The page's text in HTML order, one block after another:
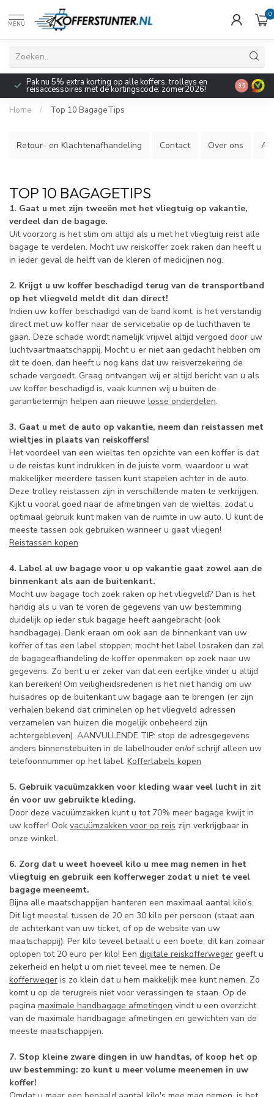
MENU
0
Pak nu 5% extra korting op alle koffers, trolleys en
reisaccessoires met de kortingscode: zomer2026! 9.5
Home / Top 10 BagageTips
Retour- en Klachtenafhandeling Contact Over ons
TOP 10 BAGAGETIPS
1. Gaat u met zijn tweeën met het vliegtuig op vakantie,
verdeel dan de bagage.
Uit voorzorg is het slim om altijd als u met het vliegtuig reist alle
bagage te verdelen. Mocht uw reiskoffer zoek raken dan heeft u
in ieder geval de helft van de kleren of medicijnen nog.
2. Krijgt u uw koffer beschadigd terug van de transportband
op het vliegveld meldt dit dan direct!
Indien uw koffer beschadigd van de band komt, is het verstandig
direct met uw koffer naar de servicebalie op de luchthaven te
gaan. Deze schade wordt namelijk vrijwel altijd vergoed door uw
luchtvaartmaatschappij. Mocht u er niet aan gedacht hebben om
dit te doen, dan heeft u nog kans dat uw reisverzekering de
schade vergoedt. Graag ontvangen wij er altijd bericht van u als
uw koffer beschadigd is, vaak kunnen wij u buiten de
garantietermijn helpen aan nieuwe losse onderdelen.
3. Gaat u met de auto op vakantie, neem dan reistassen met
wieltjes in plaats van reiskoffers!
Het voordeel van een wieltas ten opzichte van een koffer is dat
u de reistas kunt indrukken in de juiste vorm, waardoor u wat
makkelijker meerdere tassen kunt stapelen achter in de auto.
Deze trolley reistassen zijn in verschillende maten te verkrijgen.
Kijkt u vooral goed naar de afmetingen van de wieltas, zodat u
optimaal gebruik kunt maken van de ruimte in uw auto. U kunt de
meeste tassen ook gebruiken wanneer u gaat vliegen!
Reistassen kopen
4. Label al uw bagage voor u op vakantie gaat zowel aan de
binnenkant als aan de buitenkant.
Mocht uw bagage toch zoek raken op het vliegveld? Dan is het
handig als u van te voren de gegevens van uw bestemming
duidelijk op ieder stuk bagage heeft aangebracht (ook
handbagage). Denk eraan om ook aan de binnenkant van uw
koffer of tas een label stoppen; mocht het label losraken dan zal
de bagageafhandeling de koffer openmaken op zoek naar uw
gegevens. Zo bent u er zeker van dat een eerlijke vinder u altijd
kan bereiken! Om veiligheidsredenen is het niet handig om uw
huisadres op de buitenkant uw bagage aan te brengen (er zijn
verhalen bekend dat criminelen op het vliegveld adressen
verzamelen van huizen die mogelijk onbeheerd zijn
achtergebleven). AANVULLENDE TIP: stop de adresgegevens
anders binnenstebuiten in de labelhouder en/of schrijf alleen uw
telefoonnummer op het label. Kofferlabels kopen
5. Gebruik vacuümzakken voor kleding waar veel lucht in zit
én voor uw gebruikte kleding.
Door deze vacuümzakken kunt u tot 70% meer bagage kwijt in
uw koffer! Ook vacuümzakken voor op reis zijn verkrijgbaar in
onze winkel.
6. Zorg dat u weet hoeveel kilo u mee mag nemen in het
vliegtuig en gebruik een kofferweger zodat u niet te veel
bagage meeneemt.
Bijna alle maatschappijen hanteren een maximaal aantal kilo’s.
Dit ligt meestal tussen de 20 en 30 kilo per persoon (staat aan
de achterkant van uw ticket, of op de website van uw
maatschappij). Per kilo teveel betaalt u een boete, dit kan zomaar
oplopen tot 20 euro per kilo! Een digitale reiskofferweger geeft u
zekerheid en helpt u om niet teveel mee te nemen. De
kofferweger is zo klein dat u hem makkelijk mee kunt nemen. Zo
komt u op de terugreis niet voor verassingen te staan. Op de
pagina maximale handbagage afmetingen vindt u een overzicht
van de maximale handbagage afmetingen en gewichten van de
meeste maatschappijen.
7. Stop kleine zware dingen in uw handtas, of koop het op
uw bestemming: zo kunt u meer volume meenemen in uw
koffer!